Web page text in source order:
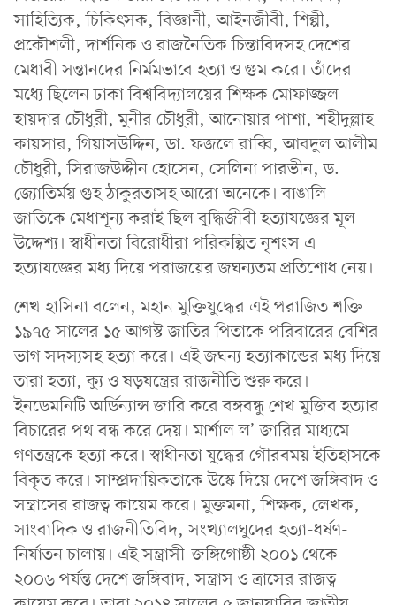
সাহিত্যিক, চিকিৎসক, বিজ্ঞানী, আইনজীবী, শিল্পী,
প্রকৌশলী, দার্শনিক ও রাজনৈতিক চিন্তাবিদসহ দেশের
মেধাবী সন্তানদের নির্মমভাবে হত্যা ও গুম করে। তাঁদের
মধ্যে ছিলেন ঢাকা বিশ্ববিদ্যালয়ের শিক্ষক মোফাজ্জল
হায়দার চৌধুরী, মুনীর চৌধুরী, আনোয়ার পাশা, শহীদুল্লাহ
কায়সার, গিয়াসউদ্দিন, ডা. ফজলে রাব্বি, আবদুল আলীম
চৌধুরী, সিরাজউদ্দীন হোসেন, সেলিনা পারভীন, ড.
জ্যোতির্ময় গুহ ঠাকুরতাসহ আরো অনেকে। বাঙালি
জাতিকে মেধাশূন্য করাই ছিল বুদ্ধিজীবী হত্যাযজ্ঞের মূল
উদ্দেশ্য। স্বাধীনতা বিরোধীরা পরিকল্পিত নৃশংস এ
হত্যাযজ্ঞের মধ্য দিয়ে পরাজয়ের জঘন্যতম প্রতিশোধ নেয়।
শেখ হাসিনা বলেন, মহান মুক্তিযুদ্ধের এই পরাজিত শক্তি
১৯৭৫ সালের ১৫ আগস্ট জাতির পিতাকে পরিবারের বেশির
ভাগ সদস্যসহ হত্যা করে। এই জঘন্য হত্যাকান্ডের মধ্য দিয়ে
তারা হত্যা, ক্যু ও ষড়যন্ত্রের রাজনীতি শুরু করে।
ইনডেমনিটি অর্ডিন্যান্স জারি করে বঙ্গবন্ধু শেখ মুজিব হত্যার
বিচারের পথ বন্ধ করে দেয়। মার্শাল ল’ জারির মাধ্যমে
গণতন্ত্রকে হত্যা করে। স্বাধীনতা যুদ্ধের গৌরবময় ইতিহাসকে
বিকৃত করে। সাম্প্রদায়িকতাকে উস্কে দিয়ে দেশে জঙ্গিবাদ ও
সন্ত্রাসের রাজত্ব কায়েম করে। মুক্তমনা, শিক্ষক, লেখক,
সাংবাদিক ও রাজনীতিবিদ, সংখ্যালঘুদের হত্যা-ধর্ষণ-
নির্যাতন চালায়। এই সন্ত্রাসী-জঙ্গিগোষ্ঠী ২০০১ থেকে
২০০৬ পর্যন্ত দেশে জঙ্গিবাদ, সন্ত্রাস ও ত্রাসের রাজত্ব